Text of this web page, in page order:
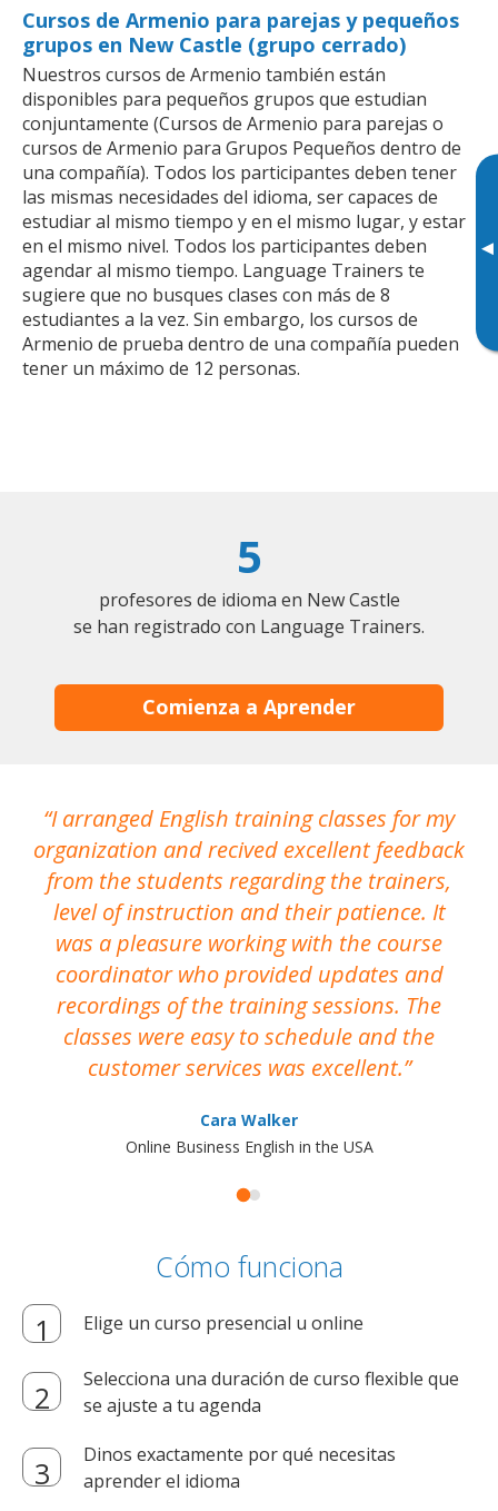
▸
Cursos de Armenio para parejas y pequeños
grupos en New Castle (grupo cerrado)
Nuestros cursos de Armenio también están
disponibles para pequeños grupos que estudian
conjuntamente (Cursos de Armenio para parejas o
cursos de Armenio para Grupos Pequeños dentro de
una compañía). Todos los participantes deben tener
las mismas necesidades del idioma, ser capaces de
estudiar al mismo tiempo y en el mismo lugar, y estar
en el mismo nivel. Todos los participantes deben
agendar al mismo tiempo. Language Trainers te
sugiere que no busques clases con más de 8
estudiantes a la vez. Sin embargo, los cursos de
Armenio de prueba dentro de una compañía pueden
tener un máximo de 12 personas.
5
profesores de idioma en New Castle
se han registrado con Language Trainers.
Comienza a Aprender
I arranged English training classes for my
organization and recived excellent feedback
from the students regarding the trainers,
level of instruction and their patience. It
was a pleasure working with the course
coordinator who provided updates and
recordings of the training sessions. The
classes were easy to schedule and the
customer services was excellent.
Cara Walker
Online Business English in the USA
Cómo funciona
Elige un curso presencial u online
Selecciona una duración de curso flexible que
se ajuste a tu agenda
Dinos exactamente por qué necesitas
aprender el idioma